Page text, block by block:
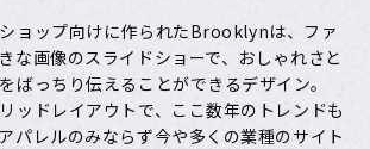
ョップ向けに作られたBrooklynは、ファ
な画像のスライドショーで、おしゃれさと
ばっちり伝えることができるデザイン。
ッドレイアウトで、ここ数年のトレンドも
パレルのみならず今や多くの業種のサイト